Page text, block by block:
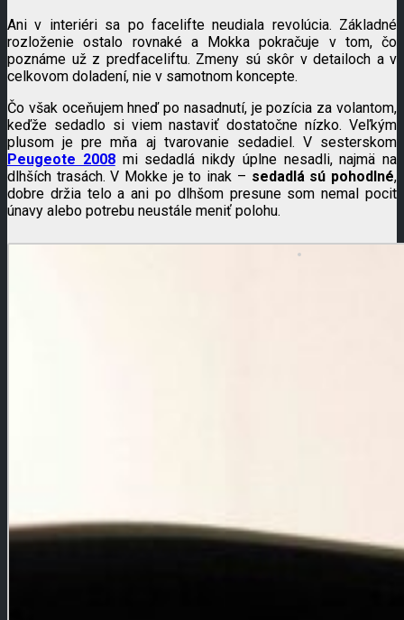
Ani v interiéri sa po facelifte neudiala revolúcia. Základné
rozloženie ostalo rovnaké a Mokka pokračuje v tom, čo
poznáme už z predfaceliftu. Zmeny sú skôr v detailoch a v
celkovom doladení, nie v samotnom koncepte.
Čo však oceňujem hneď po nasadnutí, je pozícia za volantom,
keďže sedadlo si viem nastaviť dostatočne nízko. Veľkým
plusom je pre mňa aj tvarovanie sedadiel. V sesterskom
Peugeote 2008mi sedadlá nikdy úplne nesadli, najmä na
dlhších trasách. V Mokke je to inak – sedadlá sú pohodlné,
dobre držia telo a ani po dlhšom presune som nemal pocit
únavy alebo potrebu neustále meniť polohu.